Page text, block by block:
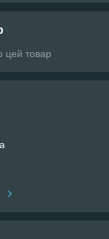
цей товар